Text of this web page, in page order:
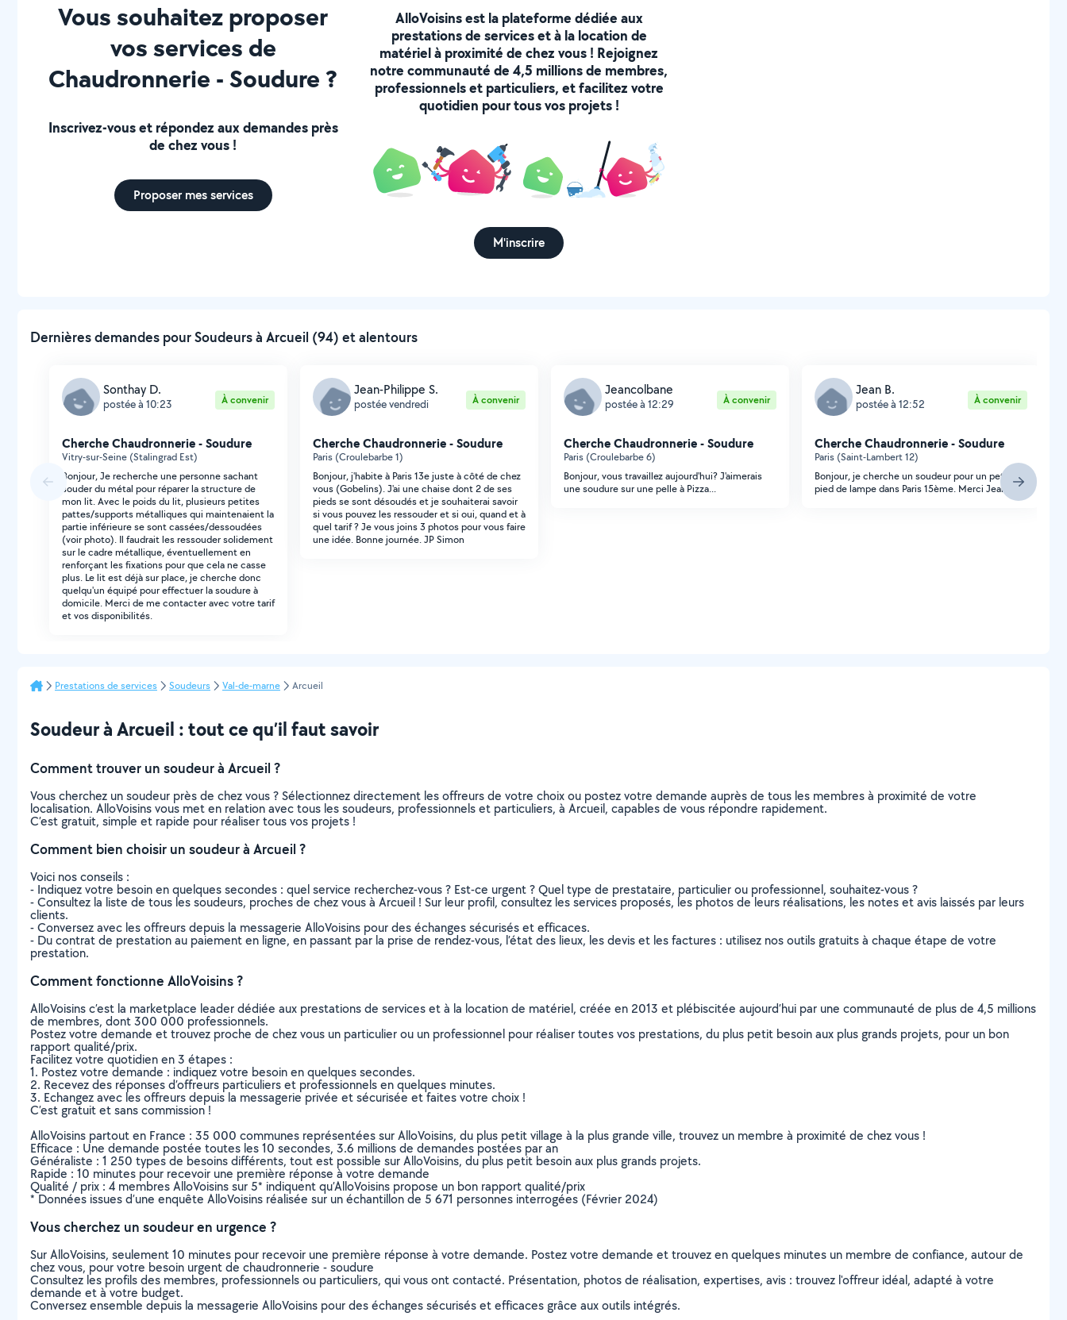
Vous souhaitez proposer
vos services de
Chaudronnerie - Soudure ?
Inscrivez-vous et répondez aux demandes près
de chez vous !
Proposer mes services
AlloVoisins est la plateforme dédiée aux
prestations de services et à la location de
matériel à proximité de chez vous ! Rejoignez
notre communauté de 4,5 millions de membres,
professionnels et particuliers, et facilitez votre
quotidien pour tous vos projets !
M'inscrire
Dernières demandes pour Soudeurs à Arcueil (94) et alentours
Sonthay D.
postée à 10:23 À convenir
Cherche Chaudronnerie - Soudure
Vitry-sur-Seine (Stalingrad Est)
Bonjour, Je recherche une personne sachant
souder du métal pour réparer la structure de
mon lit. Avec le poids du lit, plusieurs petites
pattes/supports métalliques qui maintenaient la
partie inférieure se sont cassées/dessoudées
(voir photo). Il faudrait les ressouder solidement
sur le cadre métallique, éventuellement en
renforçant les fixations pour que cela ne casse
plus. Le lit est déjà sur place, je cherche donc
quelqu'un équipé pour effectuer la soudure à
domicile. Merci de me contacter avec votre tarif
et vos disponibilités.
Jean-Philippe S.
postée vendredi À convenir
Cherche Chaudronnerie - Soudure
Paris (Croulebarbe 1)
Bonjour, j'habite à Paris 13e juste à côté de chez
vous (Gobelins). J'ai une chaise dont 2 de ses
pieds se sont désoudés et je souhaiterai savoir
si vous pouvez les ressouder et si oui, quand et à
quel tarif ? Je vous joins 3 photos pour vous faire
une idée. Bonne journée. JP Simon
Jeancolbane
postée à 12:29 À convenir
Cherche Chaudronnerie - Soudure
Paris (Croulebarbe 6)
Bonjour, vous travaillez aujourd'hui? J'aimerais
une soudure sur une pelle à Pizza...
Jean B.
postée à 12:52 À convenir
Cherche Chaudronnerie - Soudure
Paris (Saint-Lambert 12)
Bonjour, je cherche un soudeur pour un petit
pied de lampe dans Paris 15ème. Merci Jean
Prestations de services Soudeurs Val-de-marne Arcueil
Soudeur à Arcueil : tout ce qu’il faut savoir
Comment trouver un soudeur à Arcueil ?
Vous cherchez un soudeur près de chez vous ? Sélectionnez directement les offreurs de votre choix ou postez votre demande auprès de tous les membres à proximité de votre
localisation. AlloVoisins vous met en relation avec tous les soudeurs, professionnels et particuliers, à Arcueil, capables de vous répondre rapidement.
C’est gratuit, simple et rapide pour réaliser tous vos projets !
Comment bien choisir un soudeur à Arcueil ?
Voici nos conseils :
- Indiquez votre besoin en quelques secondes : quel service recherchez-vous ? Est-ce urgent ? Quel type de prestataire, particulier ou professionnel, souhaitez-vous ?
- Consultez la liste de tous les soudeurs, proches de chez vous à Arcueil ! Sur leur profil, consultez les services proposés, les photos de leurs réalisations, les notes et avis laissés par leurs
clients.
- Conversez avec les offreurs depuis la messagerie AlloVoisins pour des échanges sécurisés et efficaces.
- Du contrat de prestation au paiement en ligne, en passant par la prise de rendez-vous, l’état des lieux, les devis et les factures : utilisez nos outils gratuits à chaque étape de votre
prestation.
Comment fonctionne AlloVoisins ?
AlloVoisins c’est la marketplace leader dédiée aux prestations de services et à la location de matériel, créée en 2013 et plébiscitée aujourd’hui par une communauté de plus de 4,5 millions
de membres, dont 300 000 professionnels.
Postez votre demande et trouvez proche de chez vous un particulier ou un professionnel pour réaliser toutes vos prestations, du plus petit besoin aux plus grands projets, pour un bon
rapport qualité/prix.
Facilitez votre quotidien en 3 étapes :
1. Postez votre demande : indiquez votre besoin en quelques secondes.
2. Recevez des réponses d’offreurs particuliers et professionnels en quelques minutes.
3. Echangez avec les offreurs depuis la messagerie privée et sécurisée et faites votre choix !
C’est gratuit et sans commission !
AlloVoisins partout en France : 35 000 communes représentées sur AlloVoisins, du plus petit village à la plus grande ville, trouvez un membre à proximité de chez vous !
Efficace : Une demande postée toutes les 10 secondes, 3.6 millions de demandes postées par an
Généraliste : 1 250 types de besoins différents, tout est possible sur AlloVoisins, du plus petit besoin aux plus grands projets.
Rapide : 10 minutes pour recevoir une première réponse à votre demande
Qualité / prix : 4 membres AlloVoisins sur 5* indiquent qu’AlloVoisins propose un bon rapport qualité/prix
* Données issues d’une enquête AlloVoisins réalisée sur un échantillon de 5 671 personnes interrogées (Février 2024)
Vous cherchez un soudeur en urgence ?
Sur AlloVoisins, seulement 10 minutes pour recevoir une première réponse à votre demande. Postez votre demande et trouvez en quelques minutes un membre de confiance, autour de
chez vous, pour votre besoin urgent de chaudronnerie - soudure
Consultez les profils des membres, professionnels ou particuliers, qui vous ont contacté. Présentation, photos de réalisation, expertises, avis : trouvez l'offreur idéal, adapté à votre
demande et à votre budget.
Conversez ensemble depuis la messagerie AlloVoisins pour des échanges sécurisés et efficaces grâce aux outils intégrés.